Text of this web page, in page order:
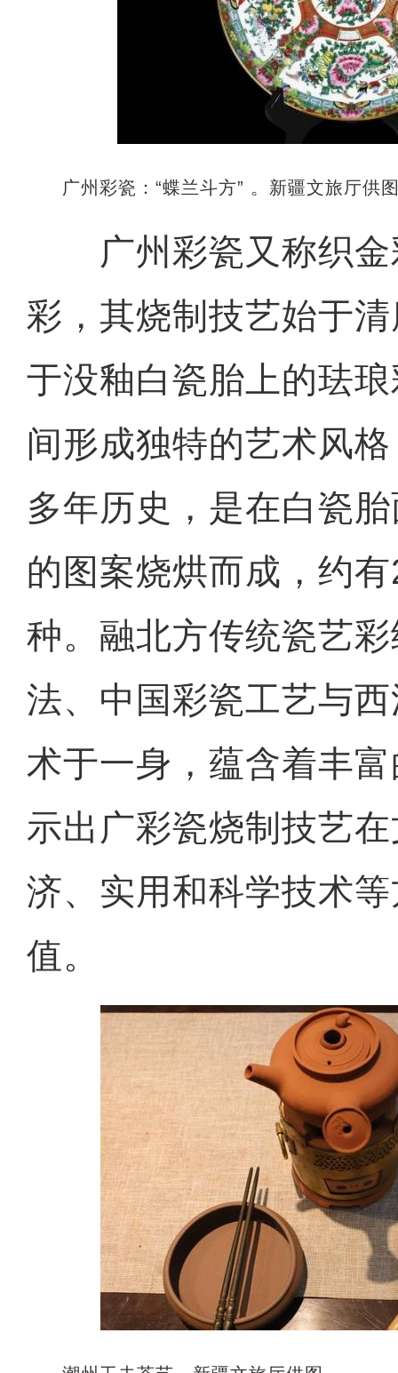
广州彩瓷：“蝶兰斗方” 。新疆文旅厅供
广州彩瓷又称织金
彩，其烧制技艺始于
于没釉白瓷胎上的珐
间形成独特的艺术风
多年历史，是在白瓷
的图案烧烘而成，约
种。融北方传统瓷艺
法、中国彩瓷工艺与
术于一身，蕴含着丰
示出广彩瓷烧制技艺
济、实用和科学技术
值。